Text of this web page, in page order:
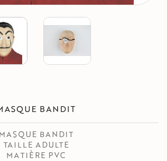
BANDIT
MASQUE BANDIT
TAILLE ADULTE
MATIÈRE PVC